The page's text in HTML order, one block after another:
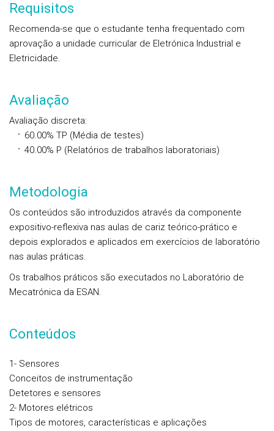
Requisitos
Recomenda-se que o estudante tenha frequentado com
aprovação a unidade curricular de Eletrónica Industrial e
Eletricidade.
Avaliação
Avaliação discreta:
60.00% TP (Média de testes)
40.00% P (Relatórios de trabalhos laboratoriais)
Metodologia
Os conteúdos são introduzidos através da componente
expositivo-reflexiva nas aulas de cariz teórico-prático e
depois explorados e aplicados em exercícios de laboratório
nas aulas práticas.
Os trabalhos práticos são executados no Laboratório de
Mecatrónica da ESAN.
Conteúdos
1- Sensores
Conceitos de instrumentação
Detetores e sensores
2- Motores elétricos
Tipos de motores, características e aplicações